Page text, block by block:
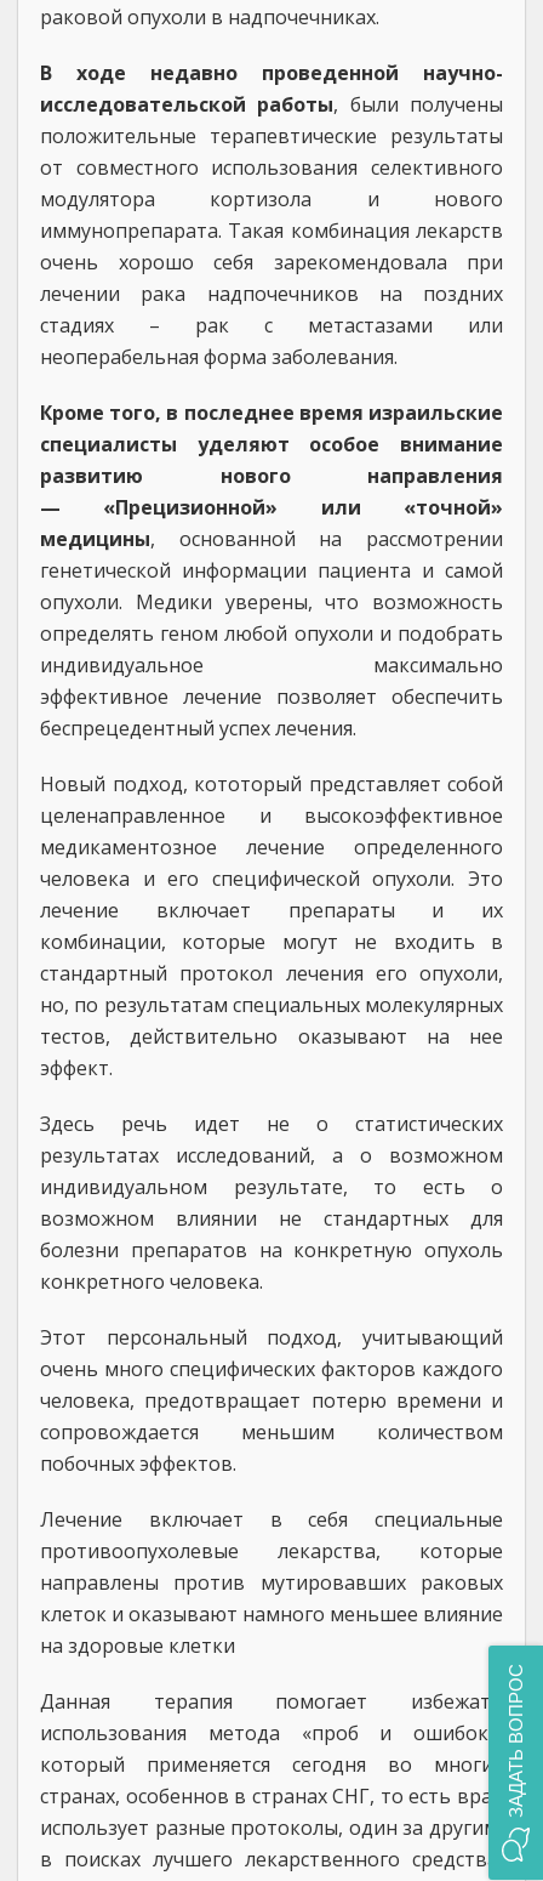
раковой опухоли в надпочечниках.
В ходе недавно проведенной научно-
исследовательской работы, были получены
положительные терапевтические результаты
от совместного использования селективного
модулятора кортизола и нового
иммунопрепарата. Такая комбинация лекарств
очень хорошо себя зарекомендовала при
лечении рака надпочечников на поздних
стадиях – рак с метастазами или
неоперабельная форма заболевания.
Кроме того, в последнее время израильские
специалисты уделяют особое внимание
развитию нового направления
— «Прецизионной» или «точной»
медицины, основанной на рассмотрении
генетической информации пациента и самой
опухоли. Медики уверены, что возможность
определять геном любой опухоли и подобрать
индивидуальное максимально
эффективное лечение позволяет обеспечить
беспрецедентный успех лечения.
Новый подход, кототорый представляет собой
целенаправленное и высокоэффективное
медикаментозное лечение определенного
человека и его специфической опухоли. Это
лечение включает препараты и их
комбинации, которые могут не входить в
стандартный протокол лечения его опухоли,
но, по результатам специальных молекулярных
тестов, действительно оказывают на нее
эффект.
Здесь речь идет не о статистических
результатах исследований, а о возможном
индивидуальном результате, то есть о
возможном влиянии не стандартных для
болезни препаратов на конкретную опухоль
конкретного человека.
Этот персональный подход, учитывающий
очень много специфических факторов каждого
человека, предотвращает потерю времени и
сопровождается меньшим количеством
побочных эффектов.
Лечение включает в себя специальные
противоопухолевые лекарства, которые
направлены против мутировавших раковых
клеток и оказывают намного меньшее влияние
на здоровые клетки
Данная терапия помогает избежать
использования метода «проб и ошибок»,
который применяется сегодня во многих
странах, особеннов в странах СНГ, то есть врач
использует разные протоколы, один за другим,
в поисках лучшего лекарственного средства,
ЗАДАТЬ ВОПРОС